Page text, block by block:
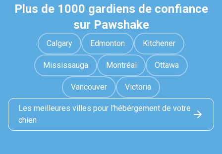
Plus de 1000 gardiens de confiance
sur Pawshake
Calgary Edmonton Kitchener
Mississauga Montréal Ottawa
Vancouver Victoria
Les meilleures villes pour l'hébérgement de votre
chien